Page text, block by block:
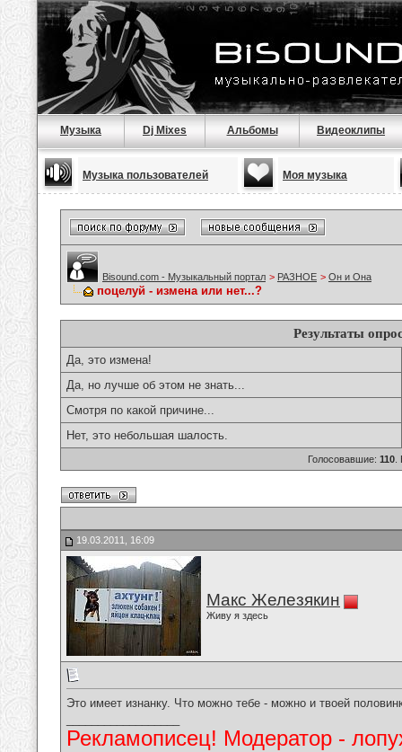
Музыка Dj Mixes Альбомы Видеоклипы
Музыка пользователей Моя музыка
Bisound.com - Музыкальный портал > РАЗНОЕ > Он и Она
поцелуй - измена или нет...?
Результаты
Да, это измена!
Да, но лучше об этом не знать...
Смотря по какой причине...
Нет, это небольшая шалость.
Голосовавшие: 110
19.03.2011, 16:09
Макс Железякин
Живу я здесь
Это имеет изнанку. Что можно тебе - можно и твоей
Рекламописец! Модератор -